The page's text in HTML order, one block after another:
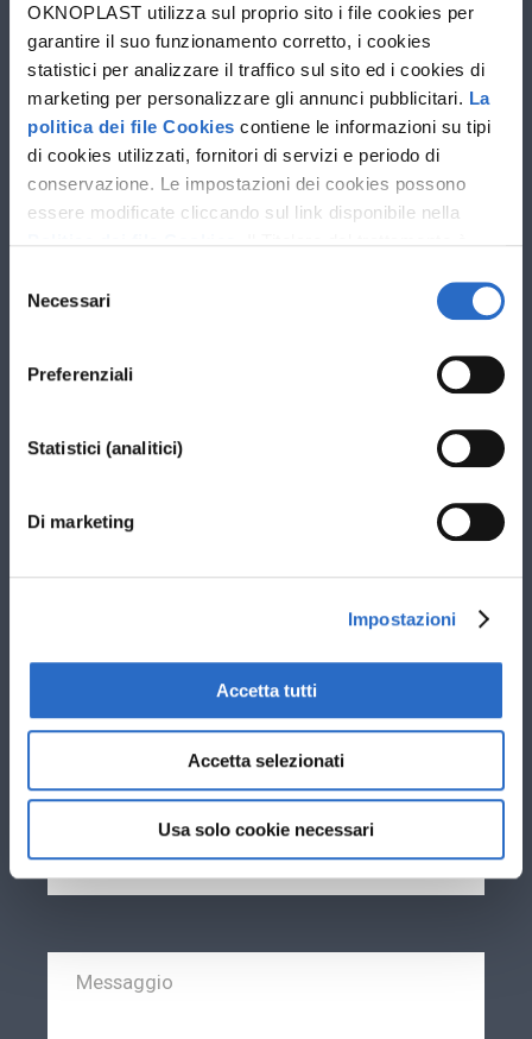
OKNOPLAST utilizza sul proprio sito i file cookies per
garantire il suo funzionamento corretto, i cookies
statistici per analizzare il traffico sul sito ed i cookies di
marketing per personalizzare gli annunci pubblicitari. La
politica dei file Cookies contiene le informazioni su tipi
di cookies utilizzati, fornitori di servizi e periodo di
conservazione. Le impostazioni dei cookies possono
essere modificate cliccando sul link disponibile nella
trattamento dei dati personali e sui diritti che ti spettano
delNecessari
Preferenziali
Statistici (analitici)
Di marketing
Impostazioni
Accetta tutti
Accetta selezionati
Usa solo cookie necessari
I campi contrassegnati con * sono obbligatori.
Stai cercando nuovi infissi per: *
Alluminio